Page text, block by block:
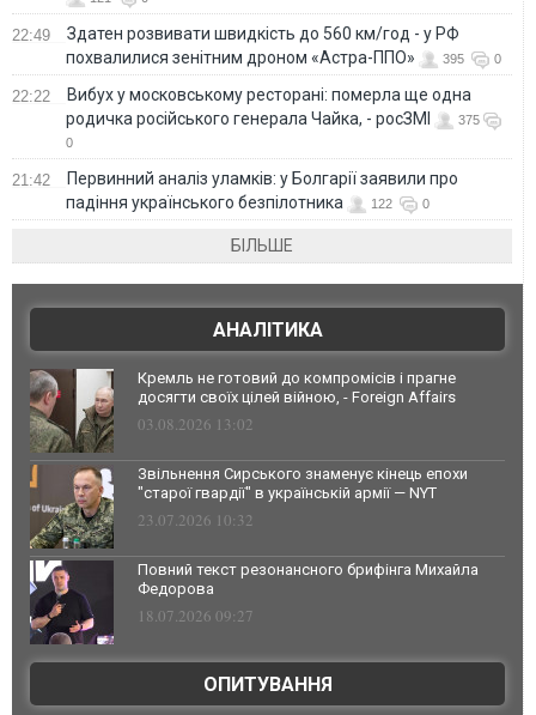
22:49
Здатен розвивати швидкість до 560 км/год - у РФ
похвалилися зенітним дроном «Астра-ППО»
395 0
22:22
Вибух у московському ресторані: померла ще одна
родичка російського генерала Чайка, - росЗМІ
375
0
21:42
Первинний аналіз уламків: у Болгарії заявили про
падіння українського безпілотника
122 0
БІЛЬШЕ
АНАЛІТИКА
Кремль не готовий до компромісів і прагне
досягти своїх цілей війною, - Foreign Affairs
03.08.2026 13:02
Звільнення Сирського знаменує кінець епохи
"старої гвардії" в українській армії — NYT
23.07.2026 10:32
Повний текст резонансного брифінга Михайла
Федорова
18.07.2026 09:27
ОПИТУВАННЯ